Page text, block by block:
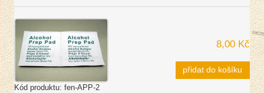
Kód produktu: fen-APP-2
8,00 Kč
přidat do košíku